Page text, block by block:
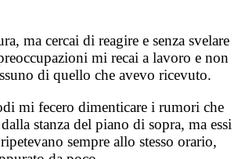
ma cercai di reagire e senza svelare
mi recai a lavoro e non
di quello che avevo ricevuto.
mi fecero dimenticare i rumori che
stanza del piano di sopra, ma essi
sempre allo stesso orario,